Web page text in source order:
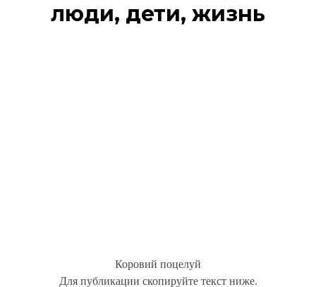
люди, дети, жизнь
Коровий поцелуй
Для публикации скопируйте текст ниже.